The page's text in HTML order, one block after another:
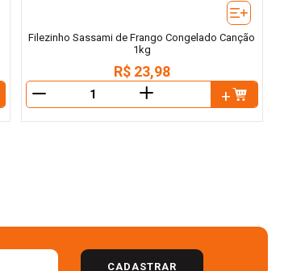
Filezinho Sassami de Frango Congelado Canção
1kg
R$ 23,98
＋
CADASTRAR